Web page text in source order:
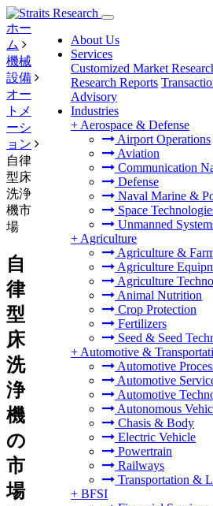
About Us
Services
Customized Market
Research Reports
Advisory
Industries
+ Aerospace & Defense
Airport Operations
Aviation
Communication
Defense
Naval Marine &
Space
Unmanned
+ Agriculture
Agriculture &
Agriculture
Agriculture
Animal Nutrition
Crop Protection
Fertilizers
Seed & Seed
+ Automotive &
Automotive
Automotive
Automotive
Autonomous
Chasis & Body
Electric Vehicle
Powertrain
Railways
Transportation &
+ BFSI
ホー
ム
機械
設備
オー
トメ
ーシ
ョン
自律
型床
洗浄
機市
場
自
律
型
床
洗
浄
機
の
市
場